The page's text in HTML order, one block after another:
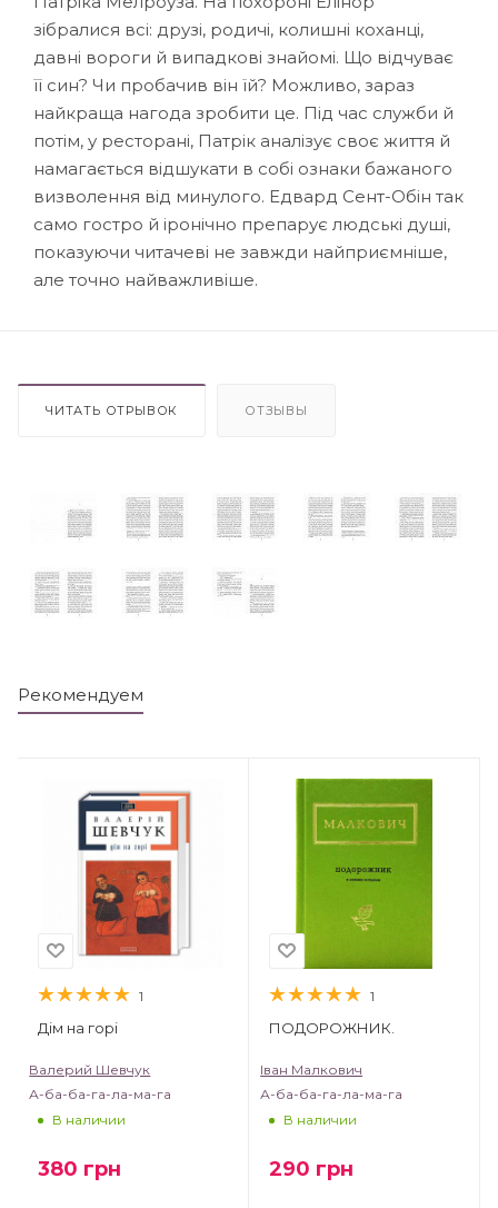
зібралися всі: друзі, родичі, колишні коханці,
давні вороги й випадкові знайомі. Що відчуває
її син? Чи пробачив він їй? Можливо, зараз
найкраща нагода зробити це. Під час служби й
потім, у ресторані, Патрік аналізує своє життя й
намагається відшукати в собі ознаки бажаного
визволення від минулого. Едвард Сент-Обін так
само гостро й іронічно препарує людські душі,
показуючи читачеві не завжди найприємніше,
але точно найважливіше.
ЧИТАТЬ ОТРЫВОК ОТЗЫВЫ
Рекомендуем
1
Дім на горі
Валерий Шевчук
А-ба-ба-га-ла-ма-га
В наличии
380 грн
1
ПОДОРОЖНИК.
Іван Малкович
А-ба-ба-га-ла-ма-га
В наличии
290 грн